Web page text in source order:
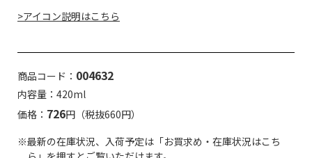
>アイコン説明はこちら
商品コード： 004632
内容量：420ml
価格： 726円（税抜660円）
※最新の在庫状況、入荷予定は「お買求め・在庫状況はこち